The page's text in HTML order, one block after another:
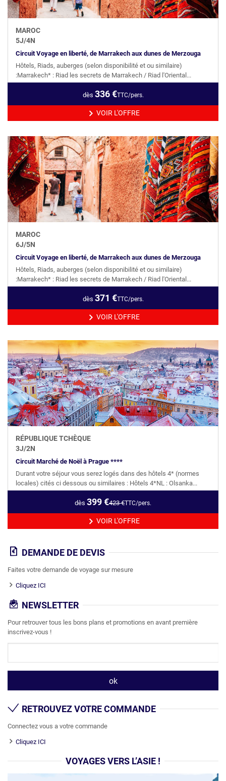
MAROC
5J/4N
Circuit Voyage en liberté, de Marrakech aux dunes de Merzouga
Hôtels, Riads, auberges (selon disponibilité et ou similaire)
:Marrakech* : Riad les secrets de Marrakech / Riad l'Oriental...
dès 336€TTC/pers.
VOIR L'OFFRE
MAROC
6J/5N
Circuit Voyage en liberté, de Marrakech aux dunes de Merzouga
Hôtels, Riads, auberges (selon disponibilité et ou similaire)
:Marrakech* : Riad les secrets de Marrakech / Riad l'Oriental...
dès 371 €TTC/pers.
VOIR L'OFFRE
RÉPUBLIQUE TCHÈQUE
3J/2N
Circuit Marché de Noël à Prague ****
Durant votre séjour vous serez logés dans des hôtels 4* (normes
locales) cités ci dessous ou similaires : Hôtels 4*NL : Olsanka...
dès 399€423€TTC/pers.
VOIR L'OFFRE
DEMANDE DE DEVIS
Faites votre demande de voyage sur mesure
Cliquez ICI
NEWSLETTER
Pour retrouver tous les bons plans et promotions en avant première
inscrivez-vous !
RETROUVEZ VOTRE COMMANDE
Connectez vous a votre commande
Cliquez ICI
VOYAGES VERS L’ASIE !